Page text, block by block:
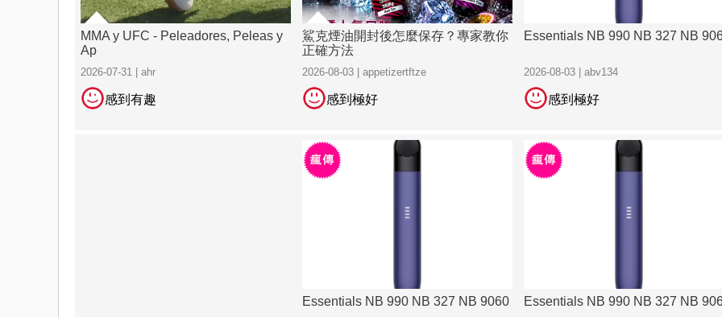
MMA y UFC - Peleadores, Peleas y
Ap
2026-07-31 | ahr
感到有趣
鯊克煙油開封後怎麼保存？專家教你
正確方法
2026-08-03 | appetizertftze
感到極好
Essentials NB 990 NB 327 NB
2026-08-03 | abv134
感到極好
Essentials NB 990 NB 327 NB 9060 Essentials NB 990 NB 327 NB